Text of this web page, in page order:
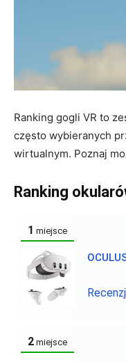
Ranking gogli VR to
często wybieranych
wirtualnym. Poznaj
Ranking
1 miejsce
2 miejsce